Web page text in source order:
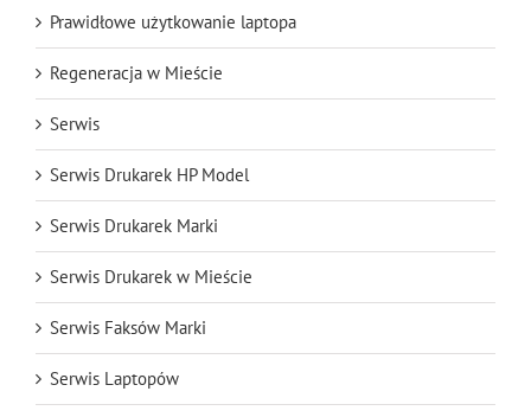
Prawidłowe użytkowanie laptopa
Regeneracja w Mieście
Serwis
Serwis Drukarek HP Model
Serwis Drukarek Marki
Serwis Drukarek w Mieście
Serwis Faksów Marki
Serwis Laptopów